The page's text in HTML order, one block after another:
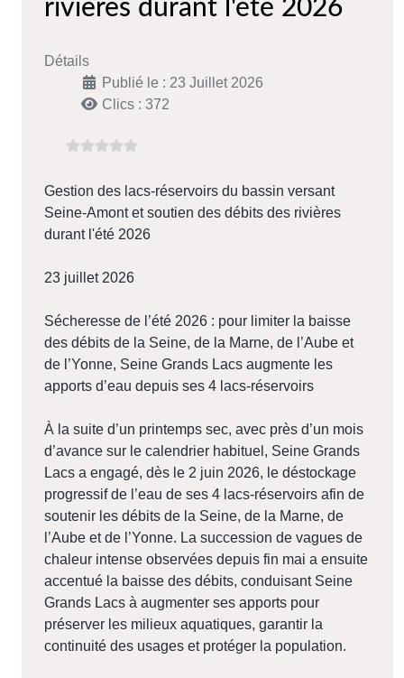
rivières durant l'été 2026
Détails
Publié le : 23 Juillet 2026
Clics : 372
Gestion des lacs-réservoirs du bassin versant
Seine-Amont et soutien des débits des rivières
durant l'été 2026
23 juillet 2026
Sécheresse de l’été 2026 : pour limiter la baisse
des débits de la Seine, de la Marne, de l’Aube et
de l’Yonne, Seine Grands Lacs augmente les
apports d’eau depuis ses 4 lacs-réservoirs
À la suite d’un printemps sec, avec près d’un mois
d’avance sur le calendrier habituel, Seine Grands
Lacs a engagé, dès le 2 juin 2026, le déstockage
progressif de l’eau de ses 4 lacs-réservoirs afin de
soutenir les débits de la Seine, de la Marne, de
l’Aube et de l’Yonne. La succession de vagues de
chaleur intense observées depuis fin mai a ensuite
accentué la baisse des débits, conduisant Seine
Grands Lacs à augmenter ses apports pour
préserver les milieux aquatiques, garantir la
continuité des usages et protéger la population.